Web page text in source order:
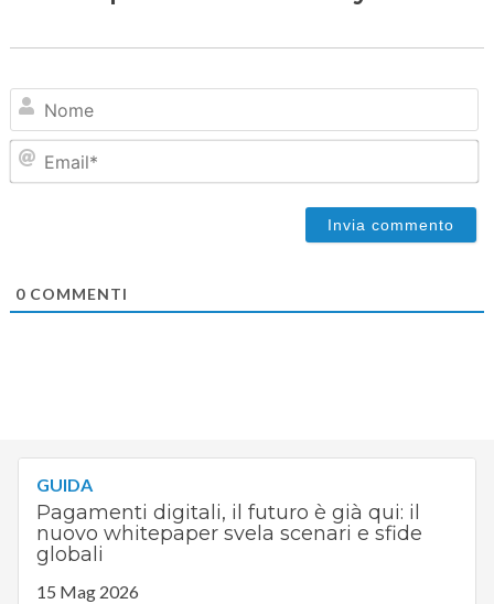
0COMMENTI
GUIDA
Pagamenti digitali, il futuro è già qui: il
nuovo whitepaper svela scenari e sfide
globali
15 Mag 2026